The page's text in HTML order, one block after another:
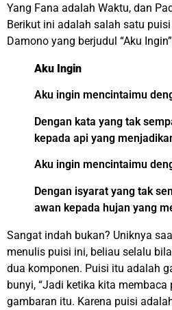
Yang Fana adalah Waktu, dan
Berikut ini adalah salah satu
Damono yang berjudul “Aku
Aku Ingin
Aku ingin mencintaimu
Dengan kata yang tak
kepada api yang
Aku ingin mencintaimu
Dengan isyarat yang tak
awan kepada hujan yang
Sangat indah bukan? Uniknya
menulis puisi ini, beliau selalu
dua komponen. Puisi itu adalah
bunyi, “Jadi ketika kita membaca
gambaran itu. Karena puisi